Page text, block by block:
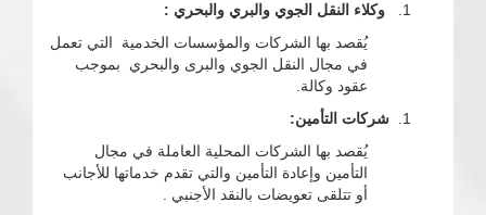
وكلاء النقل الجوي والبري والبحري :
يُقصد بها الشركات والمؤسسات الخدمية التي تعمل
في مجال النقل الجوي والبرى والبحري بموجب
عقود وكالة.
شركات التأمين:
يُقصد بها الشركات المحلية العاملة في مجال
التأمين وإعادة التأمين والتي تقدم خدماتها للأجانب
أو تتلقى تعويضات بالنقد الأجنبي .